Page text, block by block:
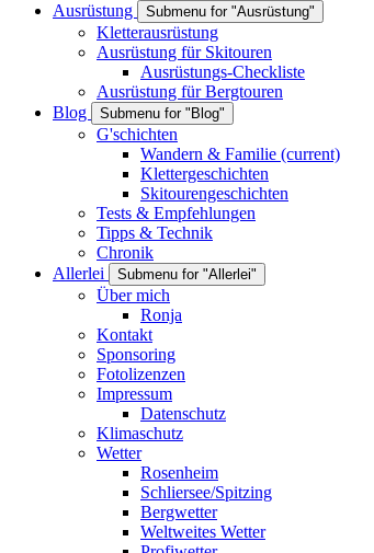
Ausrüstung
Submenu for "Ausrüstung"
Kletterausrüstung
Ausrüstung für Skitouren
Ausrüstungs-Checkliste
Ausrüstung für Bergtouren
Blog
Submenu for "Blog"
G'schichten
Wandern & Familie (current)
Klettergeschichten
Skitourengeschichten
Tests & Empfehlungen
Tipps & Technik
Chronik
Allerlei
Submenu for "Allerlei"
Über mich
Ronja
Kontakt
Sponsoring
Fotolizenzen
Impressum
Datenschutz
Klimaschutz
Wetter
Rosenheim
Schliersee/Spitzing
Bergwetter
Weltweites Wetter